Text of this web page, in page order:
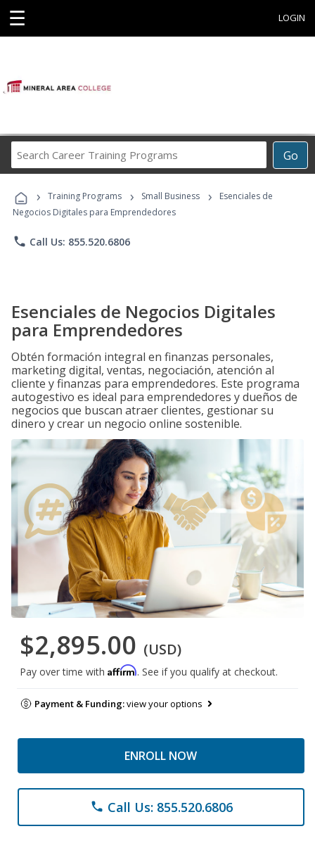
☰ LOGIN
Go
Career
Programs
› Training Programs › Small Business ›
Esenciales de
Negocios Digitales para Emprendedores
phone Call Us: 855.520.6806
Esenciales de Negocios Digitales
para Emprendedores
Obtén formación integral en finanzas personales,
marketing digital, ventas, negociación, atención al
cliente y finanzas para emprendedores. Este programa
autogestivo es ideal para emprendedores y dueños de
negocios que buscan atraer clientes, gestionar su
dinero y crear un negocio online sostenible.
$2,895.00 (USD)
Pay over time with Affirm. See if you qualify at checkout.
Payment & Funding:view your options
ENROLL NOW
phone Call Us: 855.520.6806